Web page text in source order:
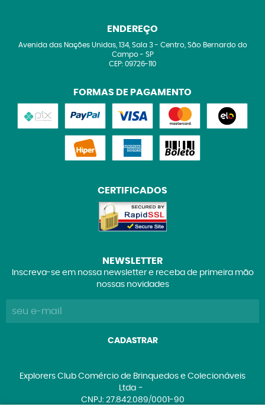
ENDEREÇO
Avenida das Nações Unidas, 134, Sala 3- Centro, São Bernardo do
Campo- SP
CEP: 09726-110
FORMAS DE PAGAMENTO
CERTIFICADOS
NEWSLETTER
Inscreva-se em nossa newsletter e receba de primeira mão
nossas novidades
CADASTRAR
Explorers Club Comércio de Brinquedos e Colecionáveis
Ltda
CNPJ: 27.842.089/0001-90